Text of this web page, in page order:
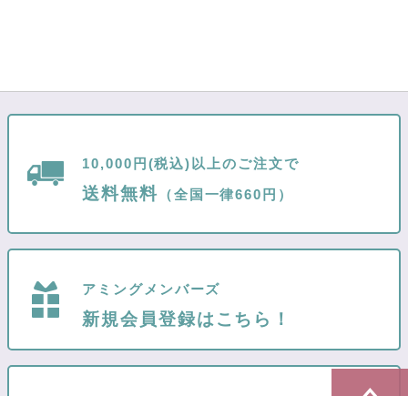
10,000円(税込)以上のご注文で
送料無料 （全国一律660円）
アミングメンバーズ
新規会員登録はこちら！